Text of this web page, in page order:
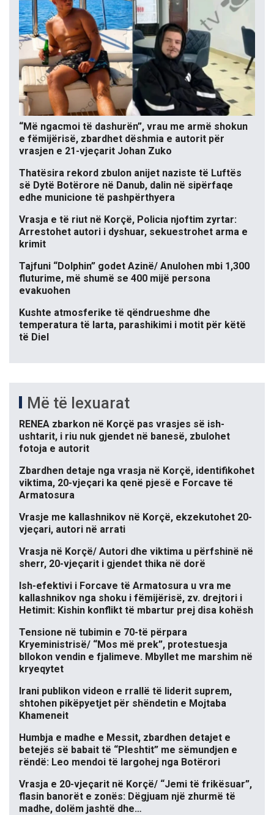
“Më ngacmoi të dashurën”, vrau me armë shokun
e fëmijërisë, zbardhet dëshmia e autorit për
vrasjen e 21-vjeçarit Johan Zuko
Thatësira rekord zbulon anijet naziste të Luftës
së Dytë Botërore në Danub, dalin në sipërfaqe
edhe municione të pashpërthyera
Vrasja e të riut në Korçë, Policia njoftim zyrtar:
Arrestohet autori i dyshuar, sekuestrohet arma e
krimit
Tajfuni “Dolphin” godet Azinë/ Anulohen mbi 1,300
fluturime, më shumë se 400 mijë persona
evakuohen
Kushte atmosferike të qëndrueshme dhe
temperatura të larta, parashikimi i motit për këtë
të Diel
Më të lexuarat
RENEA zbarkon në Korçë pas vrasjes së ish-
ushtarit, i riu nuk gjendet në banesë, zbulohet
fotoja e autorit
Zbardhen detaje nga vrasja në Korçë, identifikohet
viktima, 20-vjeçari ka qenë pjesë e Forcave të
Armatosura
Vrasje me kallashnikov në Korçë, ekzekutohet 20-
vjeçari, autori në arrati
Vrasja në Korçë/ Autori dhe viktima u përfshinë në
sherr, 20-vjeçarit i gjendet thika në dorë
Ish-efektivi i Forcave të Armatosura u vra me
kallashnikov nga shoku i fëmijërisë, zv. drejtori i
Hetimit: Kishin konflikt të mbartur prej disa kohësh
Tensione në tubimin e 70-të përpara
Kryeministrisë/ “Mos më prek”, protestuesja
bllokon vendin e fjalimeve. Mbyllet me marshim në
kryeqytet
Irani publikon videon e rrallë të liderit suprem,
shtohen pikëpyetjet për shëndetin e Mojtaba
Khameneit
Humbja e madhe e Messit, zbardhen detajet e
betejës së babait të “Pleshtit” me sëmundjen e
rëndë: Leo mendoi të largohej nga Botërori
Vrasja e 20-vjeçarit në Korçë/ “Jemi të frikësuar”,
flasin banorët e zonës: Dëgjuam një zhurmë të
madhe, dolëm jashtë dhe…